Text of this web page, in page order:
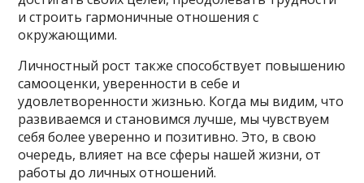
и строить гармоничные отношения с
окружающими.
Личностный рост также способствует повышению
самооценки, уверенности в себе и
удовлетворенности жизнью. Когда мы видим, что
развиваемся и становимся лучше, мы чувствуем
себя более уверенно и позитивно. Это, в свою
очередь, влияет на все сферы нашей жизни, от
работы до личных отношений.